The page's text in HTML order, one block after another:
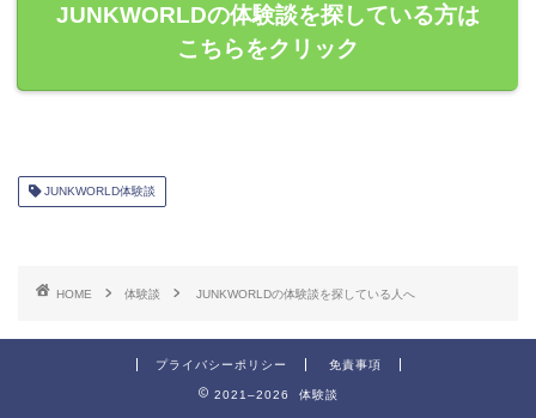
JUNKWORLDの体験談を探している方は
こちらをクリック
JUNKWORLD体験談
HOME 体験談 JUNKWORLDの体験談を探している人へ
プライバシーポリシー 免責事項
2021–2026 体験談